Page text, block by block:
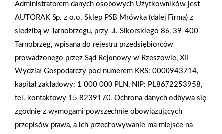
Administratorem danych osobowych Użytkowników jest
AUTORAK Sp. z o.o. Sklep PSB Mrówka (dalej Firma) z
siedzibą w Tarnobrzegu, przy ul. Sikorskiego 86, 39-400
Tarnobrzeg, wpisana do rejestru przedsiębiorców
prowadzonego przez Sąd Rejonowy w Rzeszowie, XII
Wydział Gospodarczy pod numerem KRS: 0000943714,
kapitał zakładowy: 1 000 000 PLN, NIP: PL8672253958,
tel. kontaktowy 15 8239170. Ochrona danych odbywa się
zgodnie z wymogami powszechnie obowiązujących
przepisów prawa, a ich przechowywanie ma miejsce na